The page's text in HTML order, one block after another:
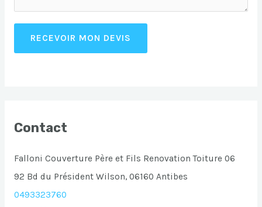
RECEVOIR MON DEVIS
Contact
Falloni Couverture Père et Fils Renovation Toiture 06
92 Bd du Président Wilson, 06160 Antibes
0493323760